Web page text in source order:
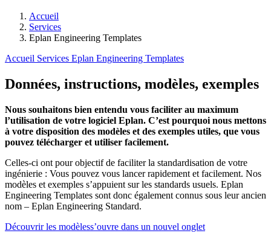
Accueil
Services
Eplan Engineering Templates
Accueil Services Eplan Engineering Templates
Données, instructions, modèles, exemples
Nous souhaitons bien entendu vous faciliter au maximum
l’utilisation de votre logiciel Eplan. C’est pourquoi nous mettons
à votre disposition des modèles et des exemples utiles, que vous
pouvez télécharger et utiliser facilement.
Celles-ci ont pour objectif de faciliter la standardisation de votre
ingénierie : Vous pouvez vous lancer rapidement et facilement. Nos
modèles et exemples s’appuient sur les standards usuels. Eplan
Engineering Templates sont donc également connus sous leur ancien
nom – Eplan Engineering Standard.
Découvrir les modèless’ouvre dans un nouvel onglet